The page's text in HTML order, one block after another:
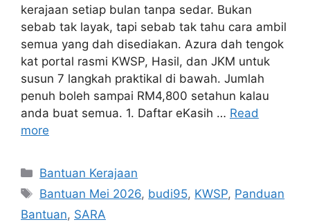
kerajaan setiap bulan tanpa sedar. Bukan
sebab tak layak, tapi sebab tak tahu cara ambil
semua yang dah disediakan. Azura dah tengok
kat portal rasmi KWSP, Hasil, dan JKM untuk
susun 7 langkah praktikal di bawah. Jumlah
penuh boleh sampai RM4,800 setahun kalau
anda buat semua. 1. Daftar eKasih … Read
more
Categories
Bantuan Kerajaan
Tags
Bantuan Mei 2026, budi95, KWSP, Panduan
Bantuan, SARA